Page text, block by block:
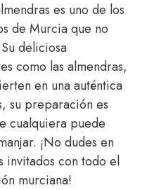
es uno de los
de Murcia que no
deliciosa
como las almendras,
en una auténtica
su preparación es
cualquiera puede
¡No dudes en
invitados con todo el
murciana!